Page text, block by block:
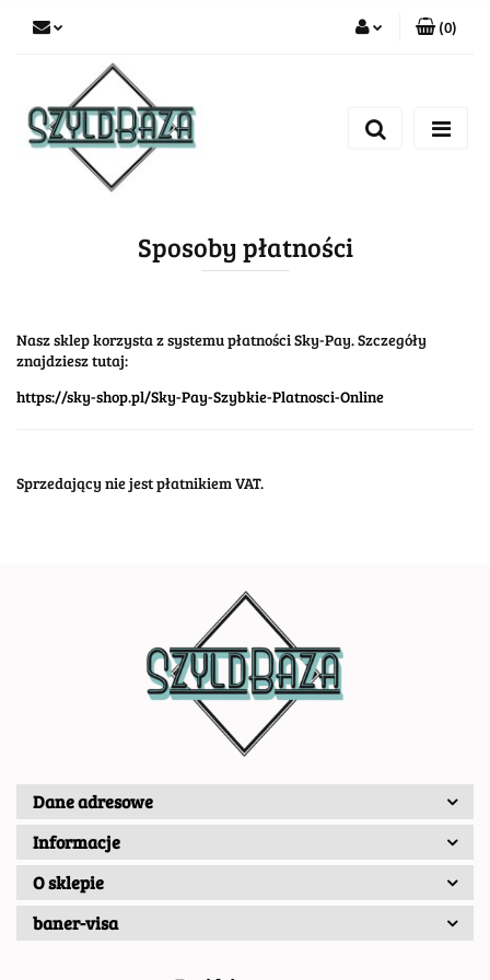
Zarejestruj się
(0)
Sposoby płatności
Nasz sklep korzysta z systemu płatności Sky-Pay. Szczegóły
znajdziesz tutaj:
https://sky-shop.pl/Sky-Pay-Szybkie-Platnosci-Online
Sprzedający nie jest płatnikiem VAT.
Dane adresowe
Informacje
O sklepie
baner-visa